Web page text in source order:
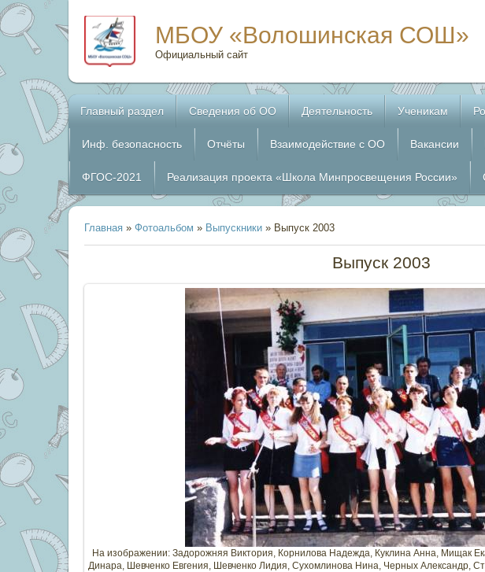
МБОУ «Волошинская СОШ»
Официальный сайт
Главный раздел Сведения об ОО Деятельность Ученикам
Инф. безопасность Отчёты Взаимодействие с ОО Вакансии
ФГОС-2021 Реализация проекта «Школа Минпросвещения России»
Главная » Фотоальбом » Выпускники » Выпуск 2003
Выпуск 2003
На изображении:Задорожняя Виктория, Корнилова Надежда, Куклина Анна, Мищак
Динара, Шевченко Евгения, Шевченко Лидия,Сухомлинова Нина, Черных Александр,